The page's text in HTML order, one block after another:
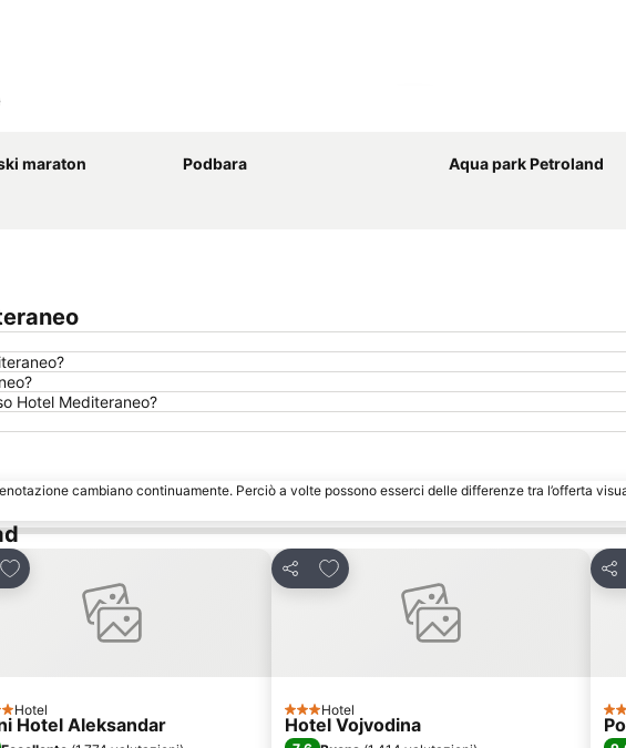
maraton Podbara
Aqua park Petroland
Hotel Mediteraneo?
cambiano continuamente. Perciò a volte possono esserci delle differenze tra l’offerta
Aggiungi ai preferiti
Hotel
Hotel Aleksandar
Condividi
Aggiungi ai preferiti
3 StelleHotel
Hotel Vojvodina 4